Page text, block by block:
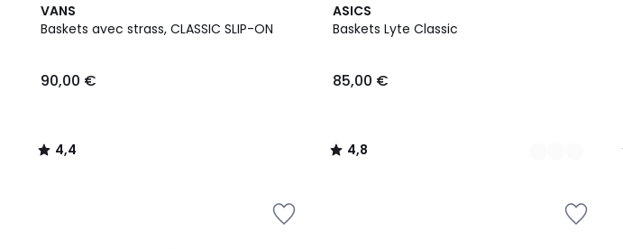
VANS
Baskets avec strass, CLASSIC SLIP-ON
90,00 €
4,4
/ 5
4,4
/
ASICS
Baskets Lyte Classic
85,00 €
4,8
/ 5
2
Couleurs
4,8
/